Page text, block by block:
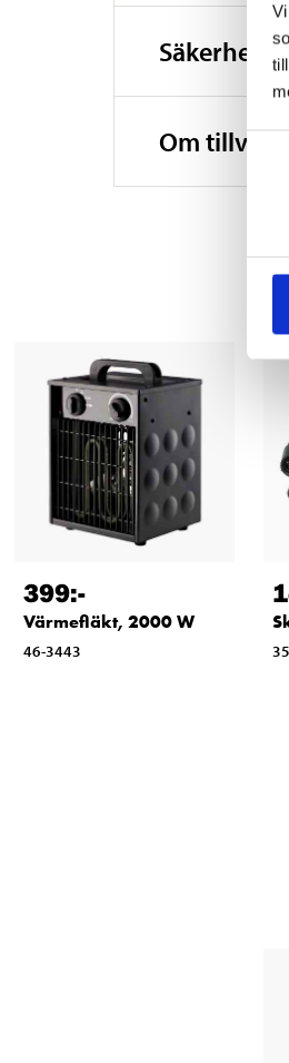
Om
399:-
Värmefläkt, 2000 W
46-3443